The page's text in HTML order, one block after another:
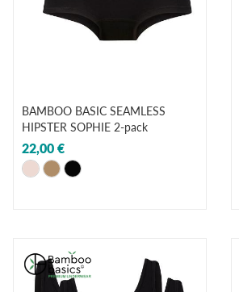
BAMBOO BASIC SEAMLESS
HIPSTER SOPHIE 2-pack
22,00 €